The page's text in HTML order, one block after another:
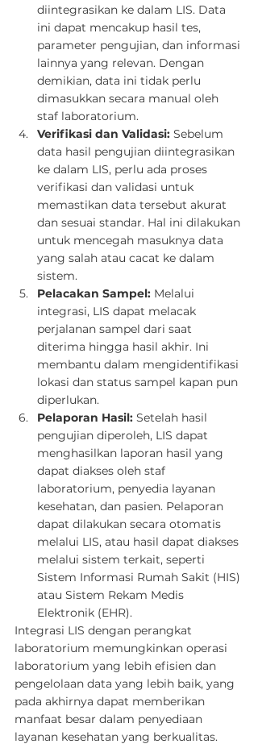
diintegrasikan ke dalam LIS. Data
ini dapat mencakup hasil tes,
parameter pengujian, dan informasi
lainnya yang relevan. Dengan
demikian, data ini tidak perlu
dimasukkan secara manual oleh
staf laboratorium.
Verifikasi dan Validasi: Sebelum
data hasil pengujian diintegrasikan
ke dalam LIS, perlu ada proses
verifikasi dan validasi untuk
memastikan data tersebut akurat
dan sesuai standar. Hal ini dilakukan
untuk mencegah masuknya data
yang salah atau cacat ke dalam
sistem.
Pelacakan Sampel: Melalui
integrasi, LIS dapat melacak
perjalanan sampel dari saat
diterima hingga hasil akhir. Ini
membantu dalam mengidentifikasi
lokasi dan status sampel kapan pun
diperlukan.
Pelaporan Hasil: Setelah hasil
pengujian diperoleh, LIS dapat
menghasilkan laporan hasil yang
dapat diakses oleh staf
laboratorium, penyedia layanan
kesehatan, dan pasien. Pelaporan
dapat dilakukan secara otomatis
melalui LIS, atau hasil dapat diakses
melalui sistem terkait, seperti
Sistem Informasi Rumah Sakit (HIS)
atau Sistem Rekam Medis
Elektronik (EHR).
Integrasi LIS dengan perangkat
laboratorium memungkinkan operasi
laboratorium yang lebih efisien dan
pengelolaan data yang lebih baik, yang
pada akhirnya dapat memberikan
manfaat besar dalam penyediaan
layanan kesehatan yang berkualitas.